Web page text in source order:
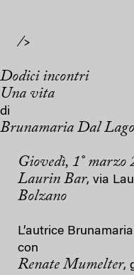
/>
Dodici incontri
Una vita
di
Brunamaria Dal
Giovedì, 1° marzo
Laurin Bar, via
Bolzano
L’autrice
con
Renate Mumelter,